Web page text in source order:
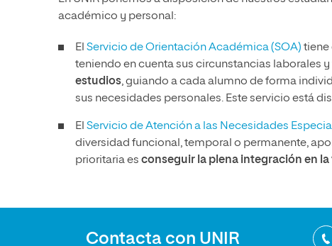
académico y personal:
El Servicio de Orientación Académica (SOA) tiene
teniendo en cuenta sus circunstancias laborales
estudios, guiando a cada alumno de forma
sus necesidades personales. Este servicio está
El Servicio de Atención a las Necesidades
diversidad funcional, temporal o permanente,
prioritaria es conseguir la plena integración en
Contacta con UNIR